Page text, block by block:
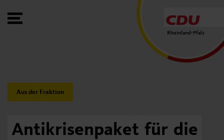
Toggle Menu
Rheinland-Pfalz
Category:
Aus der Fraktion
Antikrisenpaket für die